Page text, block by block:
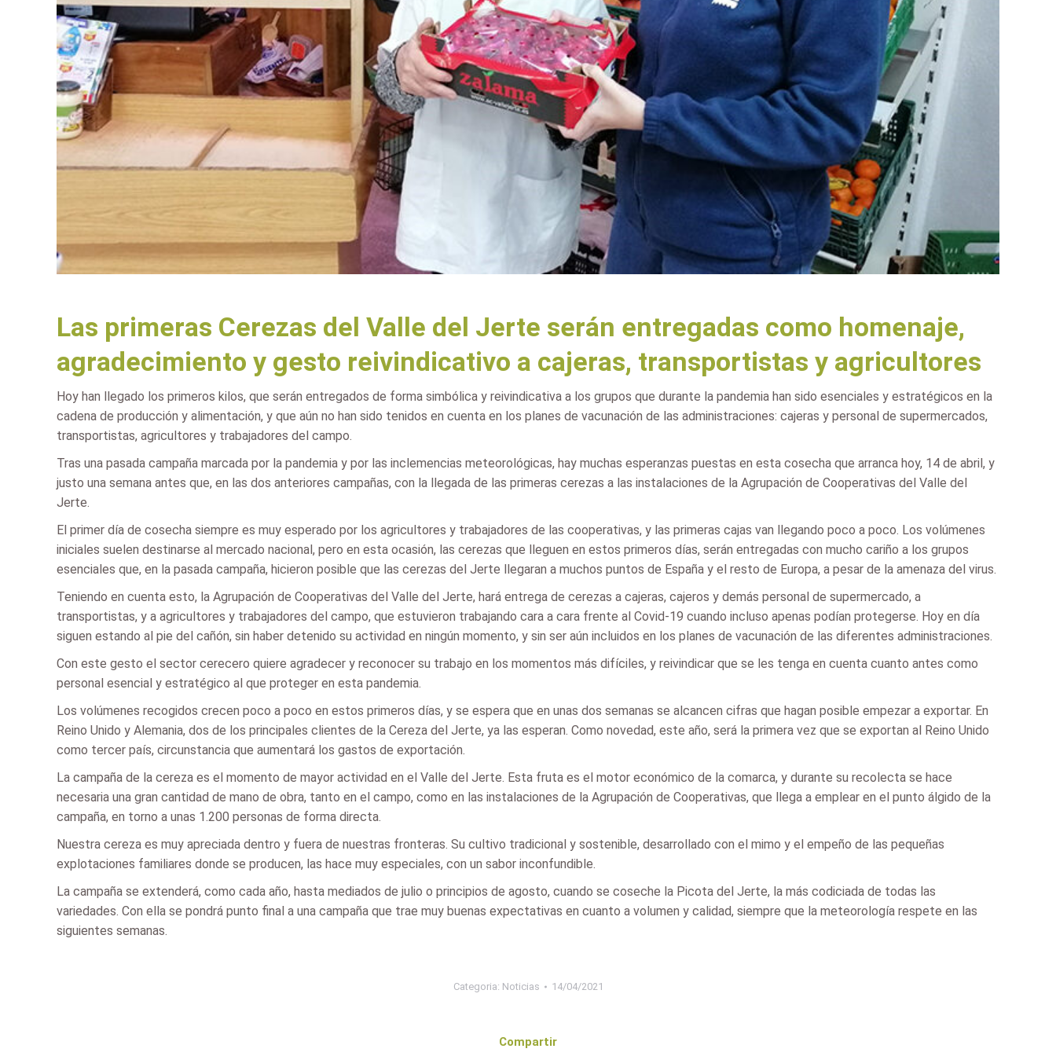
Las primeras Cerezas del Valle del Jerte serán entregadas como homenaje,
agradecimiento y gesto reivindicativo a cajeras, transportistas y agricultores
Hoy han llegado los primeros kilos, que serán entregados de forma simbólica y reivindicativa a los grupos que durante la pandemia han sido esenciales y estratégicos en la
cadena de producción y alimentación, y que aún no han sido tenidos en cuenta en los planes de vacunación de las administraciones: cajeras y personal de supermercados,
transportistas, agricultores y trabajadores del campo.
Tras una pasada campaña marcada por la pandemia y por las inclemencias meteorológicas, hay muchas esperanzas puestas en esta cosecha que arranca hoy, 14 de abril, y
justo una semana antes que, en las dos anteriores campañas, con la llegada de las primeras cerezas a las instalaciones de la Agrupación de Cooperativas del Valle del
Jerte.
El primer día de cosecha siempre es muy esperado por los agricultores y trabajadores de las cooperativas, y las primeras cajas van llegando poco a poco. Los volúmenes
iniciales suelen destinarse al mercado nacional, pero en esta ocasión, las cerezas que lleguen en estos primeros días, serán entregadas con mucho cariño a los grupos
esenciales que, en la pasada campaña, hicieron posible que las cerezas del Jerte llegaran a muchos puntos de España y el resto de Europa, a pesar de la amenaza del virus.
Teniendo en cuenta esto, la Agrupación de Cooperativas del Valle del Jerte, hará entrega de cerezas a cajeras, cajeros y demás personal de supermercado, a
transportistas, y a agricultores y trabajadores del campo, que estuvieron trabajando cara a cara frente al Covid-19 cuando incluso apenas podían protegerse. Hoy en día
siguen estando al pie del cañón, sin haber detenido su actividad en ningún momento, y sin ser aún incluidos en los planes de vacunación de las diferentes administraciones.
Con este gesto el sector cerecero quiere agradecer y reconocer su trabajo en los momentos más difíciles, y reivindicar que se les tenga en cuenta cuanto antes como
personal esencial y estratégico al que proteger en esta pandemia.
Los volúmenes recogidos crecen poco a poco en estos primeros días, y se espera que en unas dos semanas se alcancen cifras que hagan posible empezar a exportar. En
Reino Unido y Alemania, dos de los principales clientes de la Cereza del Jerte, ya las esperan. Como novedad, este año, será la primera vez que se exportan al Reino Unido
como tercer país, circunstancia que aumentará los gastos de exportación.
La campaña de la cereza es el momento de mayor actividad en el Valle del Jerte. Esta fruta es el motor económico de la comarca, y durante su recolecta se hace
necesaria una gran cantidad de mano de obra, tanto en el campo, como en las instalaciones de la Agrupación de Cooperativas, que llega a emplear en el punto álgido de la
campaña, en torno a unas 1.200 personas de forma directa.
Nuestra cereza es muy apreciada dentro y fuera de nuestras fronteras. Su cultivo tradicional y sostenible, desarrollado con el mimo y el empeño de las pequeñas
explotaciones familiares donde se producen, las hace muy especiales, con un sabor inconfundible.
La campaña se extenderá, como cada año, hasta mediados de julio o principios de agosto, cuando se coseche la Picota del Jerte, la más codiciada de todas las
variedades. Con ella se pondrá punto final a una campaña que trae muy buenas expectativas en cuanto a volumen y calidad, siempre que la meteorología respete en las
siguientes semanas.
Categoria: Noticias 14/04/2021
Compartir